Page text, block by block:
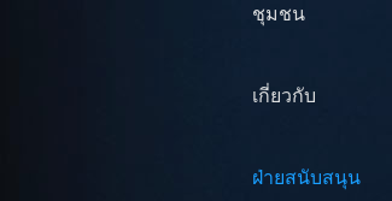
ชุมชน
เกี่ยวกับ
ฝ่ายสนับสนุน